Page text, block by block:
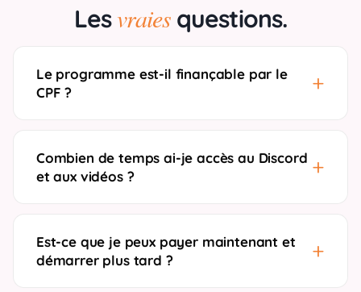
Lesvraiesquestions.
Le programme est-il finançable par le
CPF ?
Combien de temps ai-je accès au Discord
et aux vidéos ?
Est-ce que je peux payer maintenant et
démarrer plus tard ?